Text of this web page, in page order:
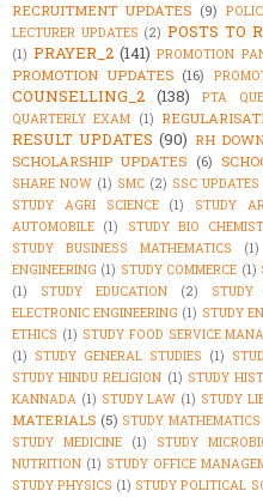
RECRUITMENT UPDATES (9)
LECTURER UPDATES (2) POSTS TO
(1) PRAYER_2 (141) PROMOTION
PROMOTION UPDATES (16)
COUNSELLING_2 (138) PTA
QUARTERLY EXAM (1)
RESULT UPDATES (90) RH
SCHOLARSHIP UPDATES (6)
SHARE NOW (1) SMC (2) SSC UPDATES
STUDY AGRI SCIENCE
(1) STUDY
AUTOMOBILE (1) STUDY BIO
STUDY BUSINESS MATHEMATICS (1)
ENGINEERING (1) STUDY COMMERCE (1)
(1)
STUDY EDUCATION (2) STUDY
ELECTRONIC ENGINEERING (1) STUDY
ETHICS (1) STUDY FOOD SERVICE
(1) STUDY GENERAL STUDIES (1)
STUDY HINDU RELIGION (1) STUDY
KANNADA (1) STUDY LAW (1) STUDY
MATERIALS (5) STUDY MATHEMATICS
STUDY MEDICINE
(1) STUDY
NUTRITION (1) STUDY OFFICE
STUDY PHYSICS (1) STUDY POLITICAL